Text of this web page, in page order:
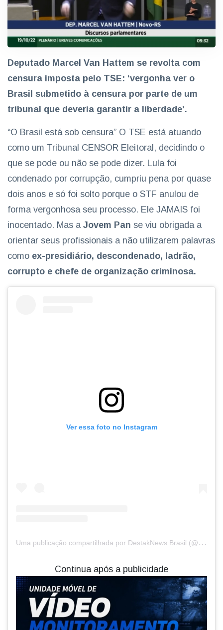
Deputado Marcel Van Hattem se revolta com
censura imposta pelo TSE: ‘vergonha ver o
Brasil submetido à censura por parte de um
tribunal que deveria garantir a liberdade’.
“O Brasil está sob censura” O TSE está atuando
como um Tribunal CENSOR Eleitoral, decidindo o
que se pode ou não se pode dizer. Lula foi
condenado por corrupção, cumpriu pena por quase
dois anos e só foi solto porque o STF anulou de
forma vergonhosa seu processo. Ele JAMAIS foi
inocentado. Mas a Jovem Pan se viu obrigada a
orientar seus profissionais a não utilizarem palavras
como ex-presidiário, descondenado, ladrão,
corrupto e chefe de organização criminosa.
Ver essa foto no Instagram
U
ma publicação compartilhada por DestakNews Brasil (@destaknewsbrasiloficial)
Continua após a publicidade